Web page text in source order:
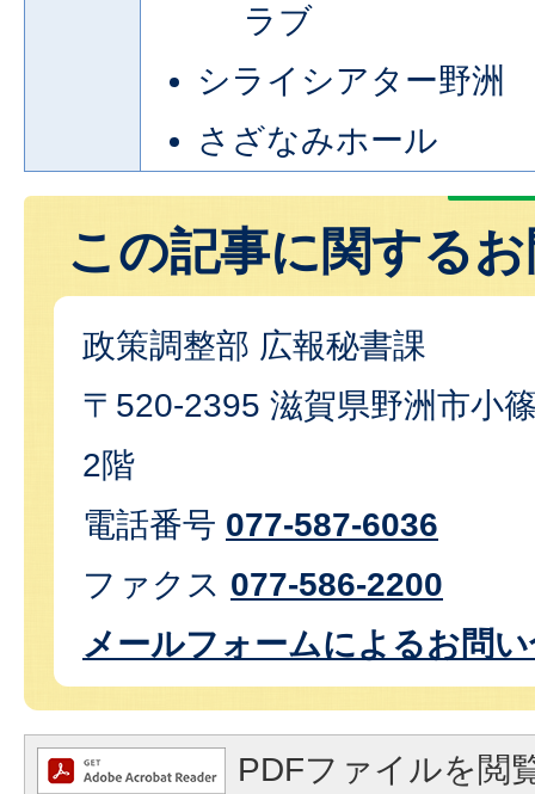
ラブ
シライシアター野洲
さざなみホール
この記事に関する
政策調整部 広報秘書課
〒520-2395 滋賀県野洲市小
2階
電話番号 077-587-6036
ファクス 077-586-2200
メールフォームによるお問
PDFファイルを閲